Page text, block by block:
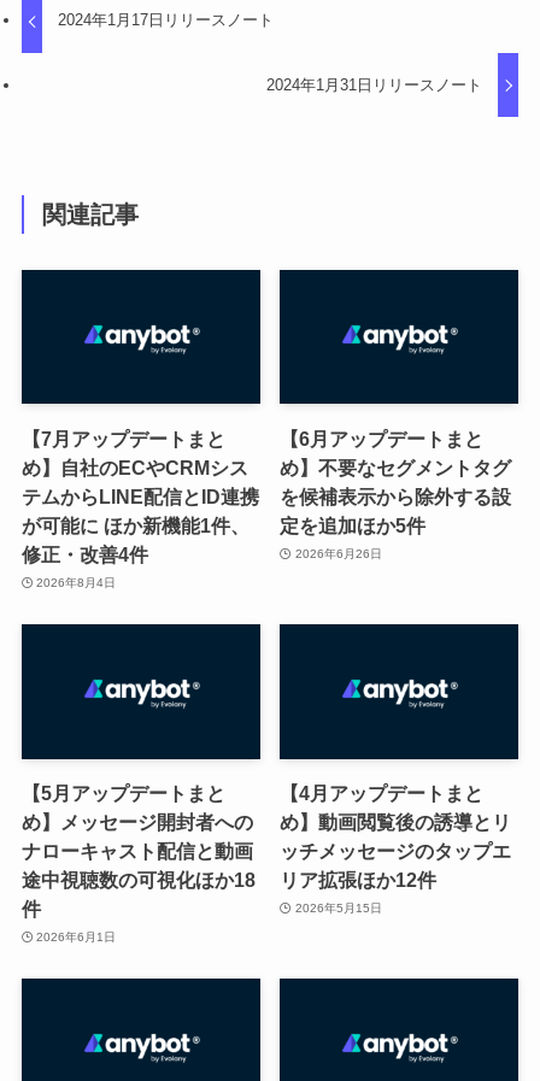
2024年1月17日リリースノート
2024年1月31日リリースノート
関連記事
【7月アップデートまと
め】自社のECやCRMシス
テムからLINE配信とID連携
が可能に ほか新機能1件、
修正・改善4件
2026年8月4日
【6月アップデートまと
め】不要なセグメントタグ
を候補表示から除外する設
定を追加ほか5件
2026年6月26日
【5月アップデートまと
め】メッセージ開封者への
ナローキャスト配信と動画
途中視聴数の可視化ほか18
件
2026年6月1日
【4月アップデートまと
め】動画閲覧後の誘導とリ
ッチメッセージのタップエ
リア拡張ほか12件
2026年5月15日